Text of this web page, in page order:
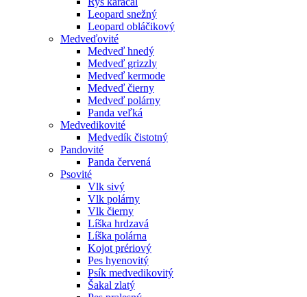
Leopard snežný
Leopard obláčikový
Medveďovité
Medveď hnedý
Medveď grizzly
Medveď kermode
Medveď čierny
Medveď polárny
Panda veľká
Medvedikovité
Medvedík čistotný
Pandovité
Panda červená
Psovité
Vlk sivý
Vlk polárny
Vlk čierny
Líška hrdzavá
Líška polárna
Kojot prériový
Pes hyenovitý
Psík medvedikovitý
Šakal zlatý